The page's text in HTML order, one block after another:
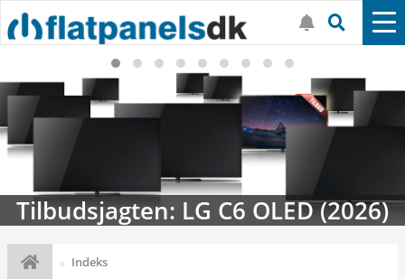
Tilbudsjagten: LG C6 OLED (2026)
Indeks